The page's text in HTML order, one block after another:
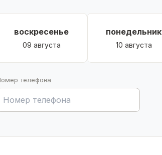
капиталом. Звоните, пишите.
воскресенье
09 августа
понедельник
10 августа
телефона